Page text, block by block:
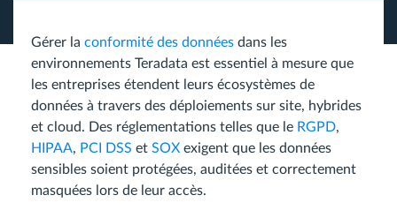
Gérer la conformité des données dans les
environnements Teradata est essentiel à mesure que
les entreprises étendent leurs écosystèmes de
données à travers des déploiements sur site, hybrides
et cloud. Des réglementations telles que le RGPD,
HIPAA, PCI DSS et SOX exigent que les données
sensibles soient protégées, auditées et correctement
masquées lors de leur accès.